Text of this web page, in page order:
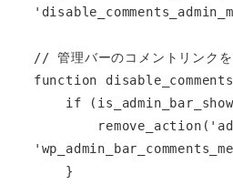
// 管理バーのコメントリンクを
function